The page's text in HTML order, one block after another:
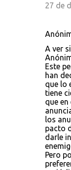
27 de
A ver
Este
han
que lo
tiene
que
los
pacto
darle
Pero